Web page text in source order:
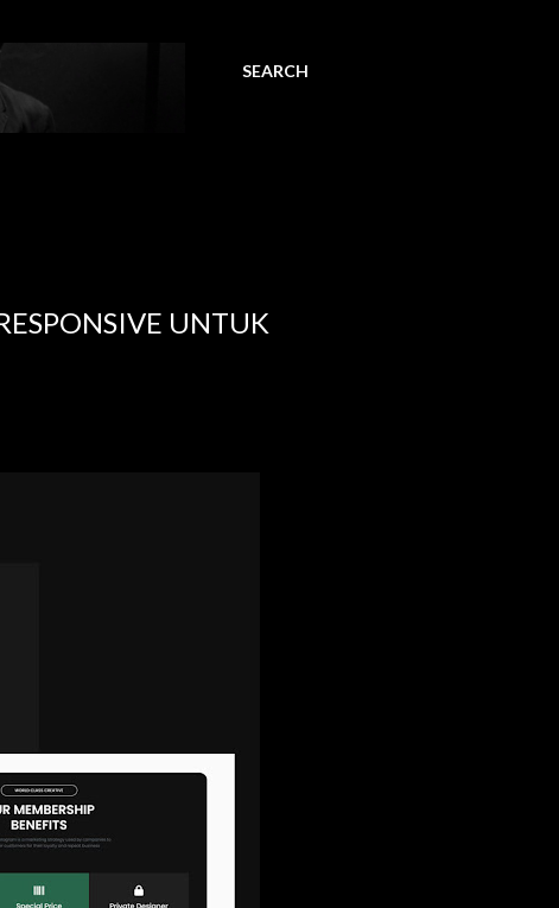
SEARCH
UNTUK